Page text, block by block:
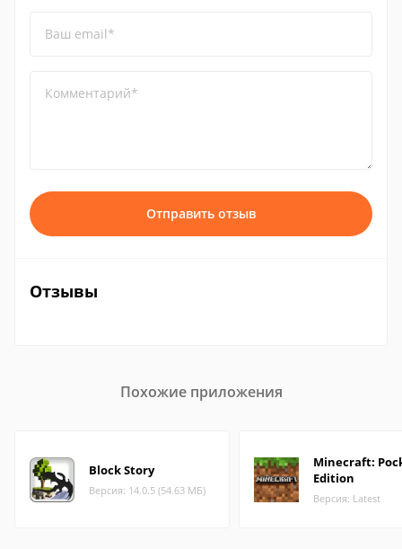
Ваш email*
Комментарий*
Отправить отзыв
Отзывы
Похожие приложения
Block Story
Версия: 14.0.5 (54.63 МБ)
Minecraft:
Edition
Версия: Latest